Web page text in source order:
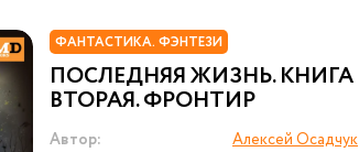
ФАНТАСТИКА. ФЭНТЕЗИ
ПОСЛЕДНЯЯ ЖИЗНЬ. КНИГА
ВТОРАЯ. ФРОНТИР
Автор:
Алексей Осадчук